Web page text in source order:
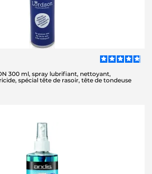
300 ml, spray lubrifiant, nettoyant,
spécial tête de rasoir, tête de tondeuse